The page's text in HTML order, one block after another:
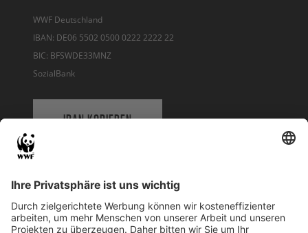
WWF Deutschland
IBAN: DE06 5502 0500 0222 2222 22
BIC: BFSWDE33MNZ
SozialBank
IBAN KOPIEREN
WWF Deutschland